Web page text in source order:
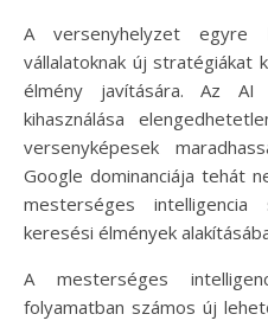
A versenyhelyzet
vállalatoknak új stratégiákat
élmény javítására. Az
kihasználása
versenyképesek
Google dominanciája tehát
mesterséges
keresési élmények
A mesterséges
folyamatban számos új